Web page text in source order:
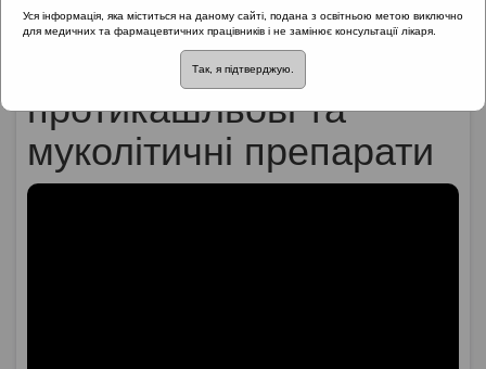
Лікування гострого
бронхіту: противірусні,
протикашльові та
муколітичні препарати
Уся інформація, яка міститься на даному сайті, подана з освітньою метою виключно
для медичних та фармацевтичних працівників і не замінює консультації лікаря.
Так, я підтверджую.